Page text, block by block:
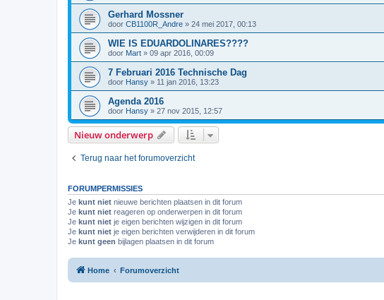
Gerhard Mossner
door CB1100R_Andre » 24 mei 2017, 00:13
WIE IS EDUARDOLINARES????
door Mart » 09 apr 2016, 00:09
7 Februari 2016 Technische Dag
door Hansy » 11 jan 2016, 13:23
Agenda 2016
door Hansy » 27 nov 2015, 12:57
Nieuw onderwerp
Terug naar het forumoverzicht
FORUMPERMISSIES
Je kunt niet nieuwe berichten plaatsen in dit forum
Je kunt niet reageren op onderwerpen in dit forum
Je kunt niet je eigen berichten wijzigen in dit forum
Je kunt niet je eigen berichten verwijderen in dit forum
Je kunt geen bijlagen plaatsen in dit forum
Home Forumoverzicht